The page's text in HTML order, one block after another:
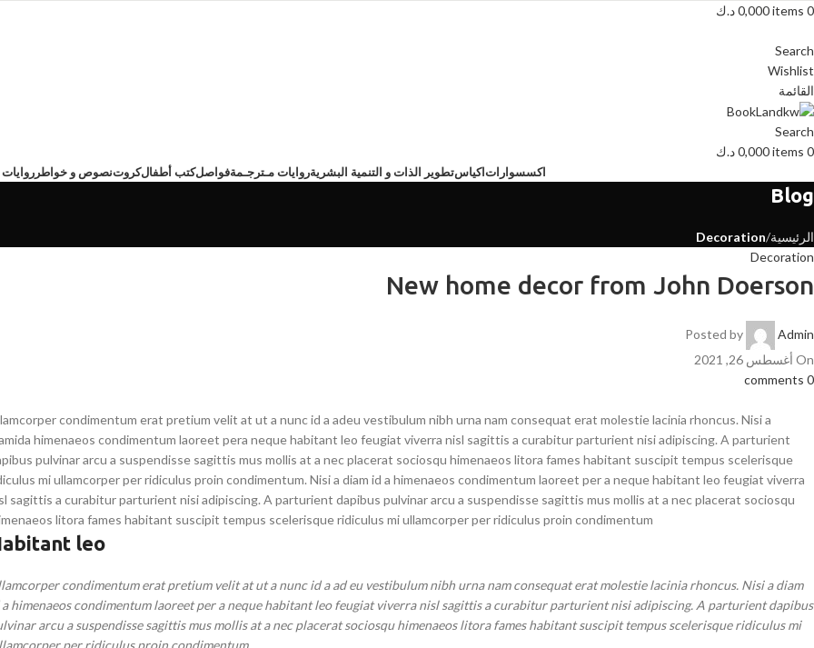
0
items
0,000د.ك
Search
Wishlist
القائمة
Search
0
items
0,000د.ك
اكسسواراتاكياستطوير الذات و التنمية البشريةروايات مـترجـمةفواصلكتب أطفالكروتنصوص و خواطر
Blog
الرئيسية Decoration
Decoration
New home decor from John Doerson
Posted by
Admin
On أغسطس 26, 2021
0
comments
condimentum erat pretium velit at ut a nunc id a adeu vestibulum nibh urna nam consequat erat molestie lacinia rhoncus. Nisi a
himenaeos condimentum laoreet pera neque habitant leo feugiat viverra nisl sagittis a curabitur parturient nisi adipiscing. A parturient
pulvinar arcu a suspendisse sagittis mus mollis at a nec placerat sociosqu himenaeos litora fames habitant suscipit tempus scelerisque
mi ullamcorper per ridiculus proin condimentum. Nisi a diam id a himenaeos condimentum laoreet per a neque habitant leo feugiat viverra
sagittis a curabitur parturient nisi adipiscing. A parturient dapibus pulvinar arcu a suspendisse sagittis mus mollis at a nec placerat sociosqu
litora fames habitant suscipit tempus scelerisque ridiculus mi ullamcorper per ridiculus proin condimentum.
leo
condimentum erat pretium velit at ut a nunc id a ad eu vestibulum nibh urna nam consequat erat molestie lacinia rhoncus. Nisi a diam
a himenaeos condimentum laoreet per a neque habitant leo feugiat viverra nisl sagittis a curabitur parturient nisi adipiscing. A parturient dapibus
arcu a suspendisse sagittis mus mollis at a nec placerat sociosqu himenaeos litora fames habitant suscipit tempus scelerisque ridiculus mi